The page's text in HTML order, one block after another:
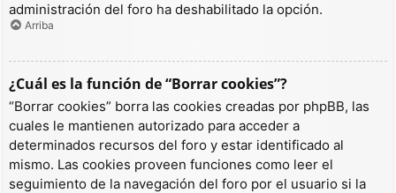
administración del foro ha deshabilitado la opción.
Arriba
¿Cuál es la función de “Borrar cookies”?
“Borrar cookies” borra las cookies creadas por phpBB, las
cuales le mantienen autorizado para acceder a
determinados recursos del foro y estar identificado al
mismo. Las cookies proveen funciones como leer el
seguimiento de la navegación del foro por el usuario si la